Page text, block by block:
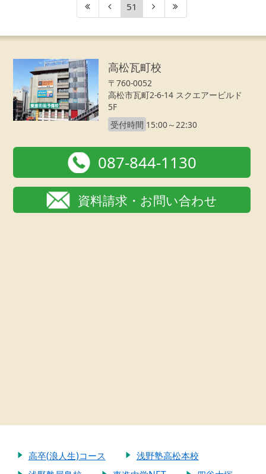
51
高松瓦町校
〒760-0052
高松市瓦町2-6-14 スクエアービルド
5F
受付時間 15:00～22:30
087-844-1130
資料請求・お問い合わせ
高卒(浪人生)コース
浅野塾高松本校